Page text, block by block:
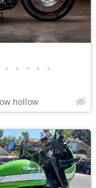
• • • • •
hollow